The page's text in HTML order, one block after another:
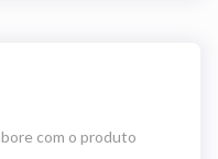
com o produto